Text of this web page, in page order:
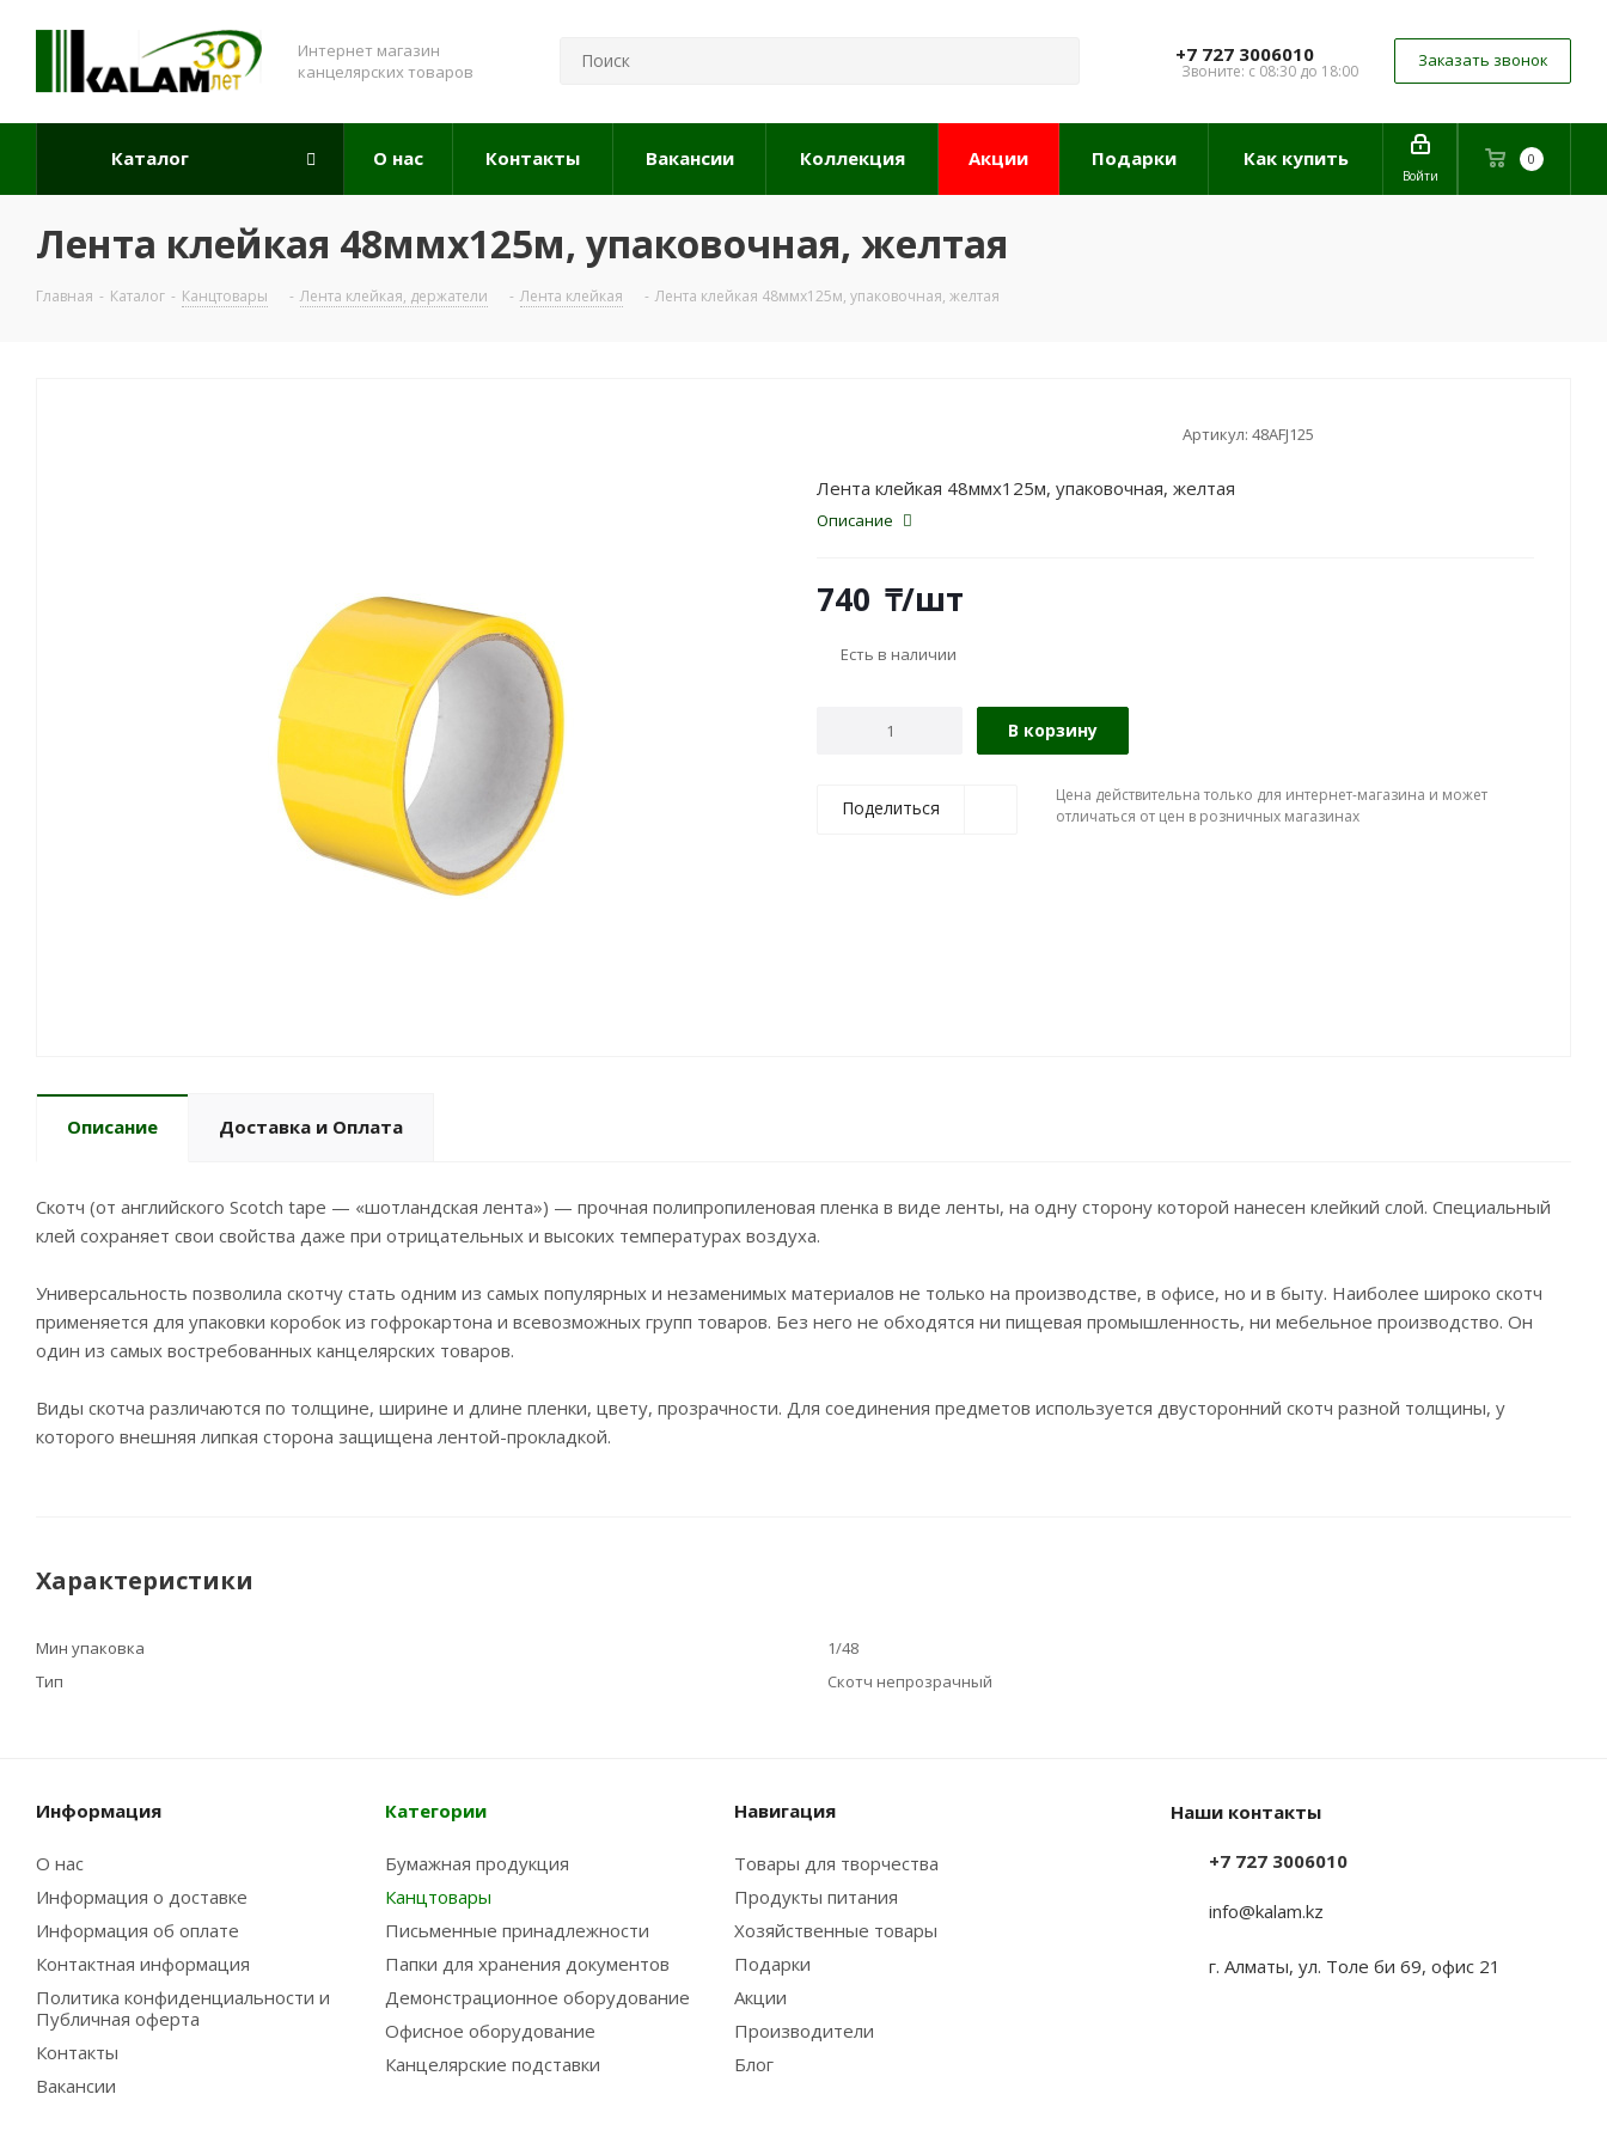
Интернет магазин
канцелярских товаров
+7 727 3006010
Звоните: с 08:30 до 18:00
Заказать звонок
0
Войти
Каталог О нас Контакты Вакансии Коллекция Акции Подарки Как купить
Лента клейкая 48ммx125м, упаковочная, желтая
Главная - Каталог - Канцтовары - Лента клейкая, держатели - Лента клейкая - Лента клейкая 48ммx125м, упаковочная, желтая
Артикул: 48AFJ125
Лента клейкая 48ммx125м, упаковочная, желтая
Описание
740 ₸/шт
Есть в наличии
В корзину
Поделиться
Цена действительна только для интернет-магазина и может
отличаться от цен в розничных магазинах
Описание Доставка и Оплата
Скотч (от английского Scotch tape — «шотландская лента») — прочная полипропиленовая пленка в виде ленты, на одну сторону которой нанесен клейкий слой. Специальный
клей сохраняет свои свойства даже при отрицательных и высоких температурах воздуха.
Универсальность позволила скотчу стать одним из самых популярных и незаменимых материалов не только на производстве, в офисе, но и в быту. Наиболее широко скотч
применяется для упаковки коробок из гофрокартона и всевозможных групп товаров. Без него не обходятся ни пищевая промышленность, ни мебельное производство. Он
один из самых востребованных канцелярских товаров.
Виды скотча различаются по толщине, ширине и длине пленки, цвету, прозрачности. Для соединения предметов используется двусторонний скотч разной толщины, у
которого внешняя липкая сторона защищена лентой-прокладкой.
Характеристики
Мин упаковка
1/48
Тип
Скотч непрозрачный
Информация
О нас
Информация о доставке
Информация об оплате
Контактная информация
Политика конфиденциальности и
Публичная оферта
Контакты
Вакансии
Категории
Бумажная продукция
Канцтовары
Письменные принадлежности
Папки для хранения документов
Демонстрационное оборудование
Офисное оборудование
Канцелярские подставки
Навигация
Товары для творчества
Продукты питания
Хозяйственные товары
Подарки
Акции
Производители
Блог
Наши контакты
+7 727 3006010
info@kalam.kz
г. Алматы, ул. Толе би 69, офис 21